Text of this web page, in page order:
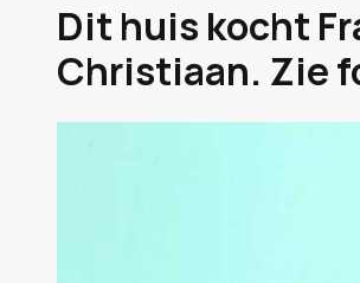
Dit huis kocht
Christiaan. Zie